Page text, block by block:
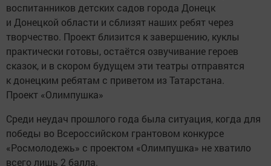
воспитанников детских садов города Донецк
и Донецкой области и сблизят наших ребят через
творчество. Проект близится к завершению, куклы
практически готовы, остаётся озвучивание героев
сказок, и в скором будущем эти театры отправятся
к донецким ребятам с приветом из Татарстана.
Проект «Олимпушка»
Среди неудач прошлого года была ситуация, когда для
победы во Всероссийском грантовом конкурсе
«Росмолодежь» с проектом «Олимпушка» не хватило
всего лишь 2 балла.